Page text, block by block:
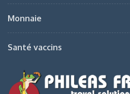
Monnaie
Santé vaccins